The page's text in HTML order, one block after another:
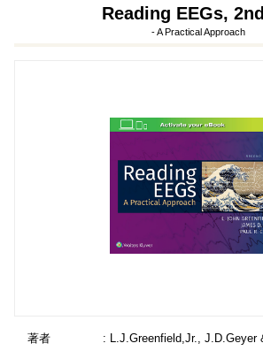
Reading EEGs,
- A Practical Approach
著者
: L.J.Greenfield,Jr., J.D.Geyer